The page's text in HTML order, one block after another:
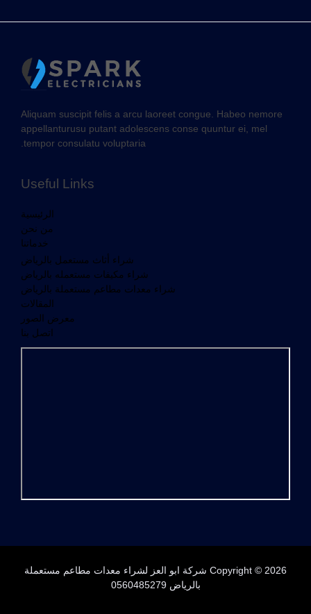
Aliquam suscipit felis a arcu laoreet congue. Habeo nemore
appellanturusu putant adolescens conse quuntur ei, mel
tempor consulatu voluptaria.
Useful Links
الرئيسية
من نحن
خدماتنا
شراء أثاث مستعمل بالرياض
شراء مكيفات مستعمله بالرياض
شراء معدات مطاعم مستعملة بالرياض
المقالات
معرض الصور
اتصل بنا
Copyright © 2026 شركة ابو العز لشراء معدات مطاعم مستعملة
بالرياض 0560485279